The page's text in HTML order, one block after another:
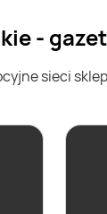
-
sieci